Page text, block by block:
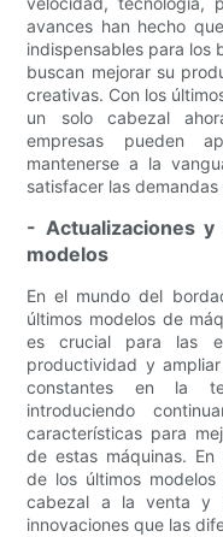
avances han hecho
indispensables para los
buscan mejorar su
creativas. Con los
un solo cabezal
empresas pueden
mantenerse a la
satisfacer las
- Actualizaciones
modelos
En el mundo del
últimos modelos de
es crucial para las
productividad y
constantes en la
introduciendo
características para
de estas máquinas.
de los últimos
cabezal a la venta y
innovaciones que las